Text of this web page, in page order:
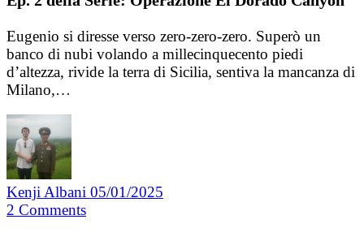
Eugenio si diresse verso zero-zero-zero. Superò un
banco di nubi volando a millecinquecento piedi
d’altezza, rivide la terra di Sicilia, sentiva la mancanza di
Milano,…
Kenji Albani 05/01/2025
2 Comments